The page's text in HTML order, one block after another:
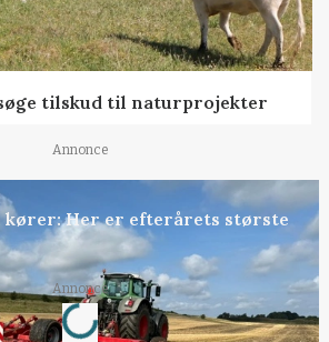
tilskud til naturprojekter
Annonce
kører: Her er efterårets største
Annonce
Loading...